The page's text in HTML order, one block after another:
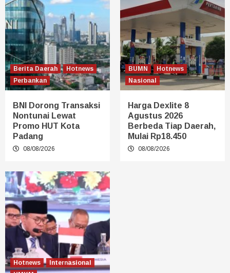
Berita Daerah
Hotnews
Perbankan
BNI Dorong Transaksi
Nontunai Lewat
Promo HUT Kota
Padang
08/08/2026
BUMN
Hotnews
Nasional
Harga Dexlite 8
Agustus 2026
Berbeda Tiap Daerah,
Mulai Rp18.450
08/08/2026
Hotnews
Internasional